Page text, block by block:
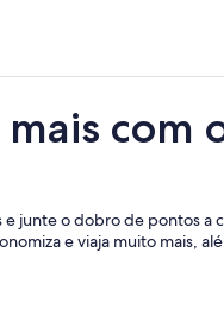
com
junte o dobro de pontos a
e viaja muito mais,